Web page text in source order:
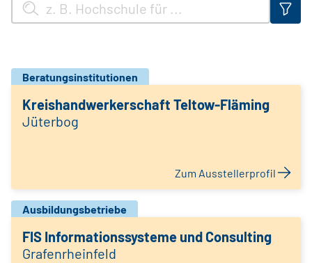
Beratungsinstitutionen
Kreishandwerkerschaft Teltow-Fläming
Jüterbog
Zum Ausstellerprofil
Ausbildungsbetriebe
FIS Informationssysteme und Consulting
Grafenrheinfeld